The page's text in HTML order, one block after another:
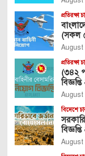
প্রতিরক্ষা
(সকল
August
প্রতিরক্ষা
(৩৪২
August
বিদেশে
August